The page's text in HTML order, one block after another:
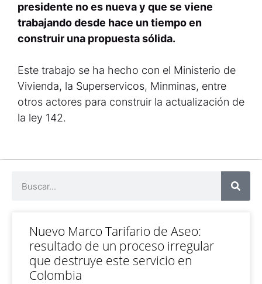
presidente no es nueva y que se viene
trabajando desde hace un tiempo en
construir una propuesta sólida.
Este trabajo se ha hecho con el Ministerio de
Vivienda, la Superservicos, Minminas, entre
otros actores para construir la actualización de
la ley 142.
Nuevo Marco Tarifario de Aseo:
resultado de un proceso irregular
que destruye este servicio en
Colombia